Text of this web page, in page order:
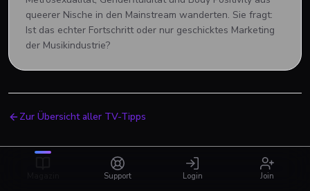
queerer Nische in den Mainstream wanderten. Sie fragt:
Ist das echter Fortschritt oder nur geschicktes Marketing
der Musikindustrie?
Zur Übersicht aller TV-Tipps
Support Login Join